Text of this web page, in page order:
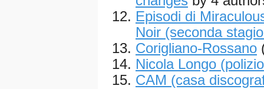
Episodi di
Noir (seconda
Corigliano-Rossano
Nicola Longo
CAM (casa